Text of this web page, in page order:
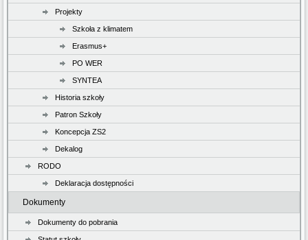
Projekty
Szkoła z klimatem
Erasmus+
PO WER
SYNTEA
Historia szkoły
Patron Szkoły
Koncepcja ZS2
Dekalog
RODO
Deklaracja dostępności
Dokumenty
Dokumenty do pobrania